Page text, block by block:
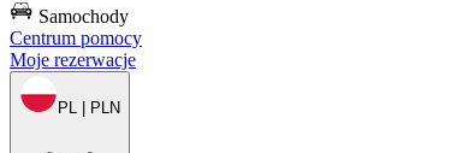
Samochody
Centrum pomocy
Moje rezerwacje
PL | PLN